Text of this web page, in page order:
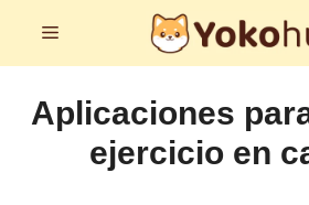
contenido
Menú
Aplicaciones
ejercicio en